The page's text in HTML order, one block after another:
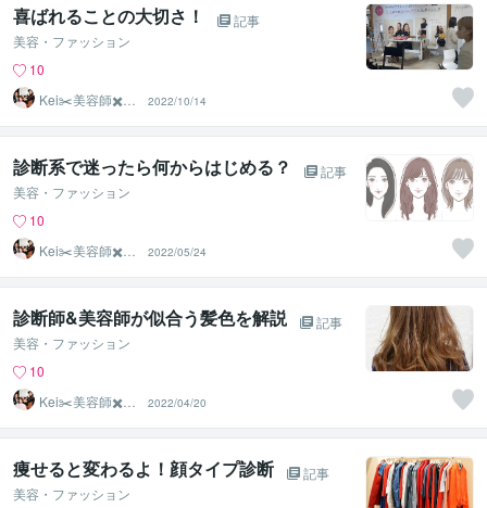
喜ばれることの大切さ！
記事
美容・ファッション
10
Kei✂️美容師✖️似
合わせの専門家
2022/10/14
診断系で迷ったら何からはじめる？
記事
美容・ファッション
10
Kei✂️美容師✖️似
合わせの専門家
2022/05/24
診断師&美容師が似合う髪色を解説
記事
美容・ファッション
10
Kei✂️美容師✖️似
合わせの専門家
2022/04/20
痩せると変わるよ！顔タイプ診断
記事
美容・ファッション